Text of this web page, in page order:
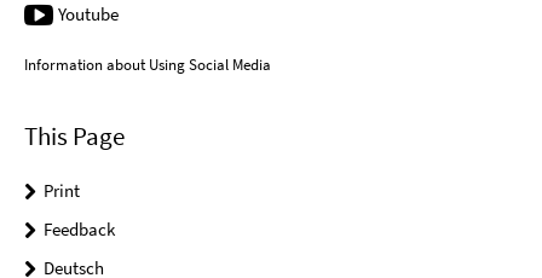
Youtube
Information about Using Social Media
This Page
Print
Feedback
Deutsch